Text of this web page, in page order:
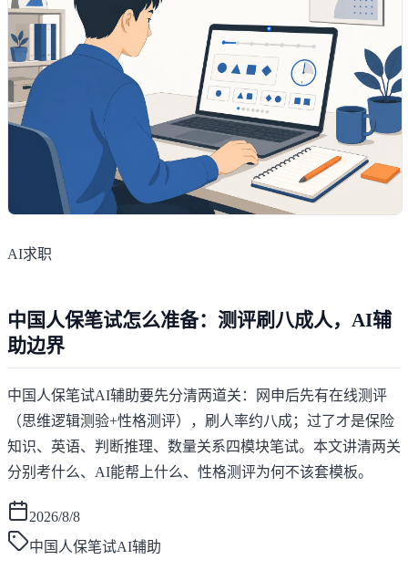
AI求职
中国人保笔试怎么准备：测评刷八成人，AI辅
助边界
中国人保笔试AI辅助要先分清两道关：网申后先有在线测评
（思维逻辑测验+性格测评），刷人率约八成；过了才是保险
知识、英语、判断推理、数量关系四模块笔试。本文讲清两关
分别考什么、AI能帮上什么、性格测评为何不该套模板。
2026/8/8
中国人保笔试AI辅助